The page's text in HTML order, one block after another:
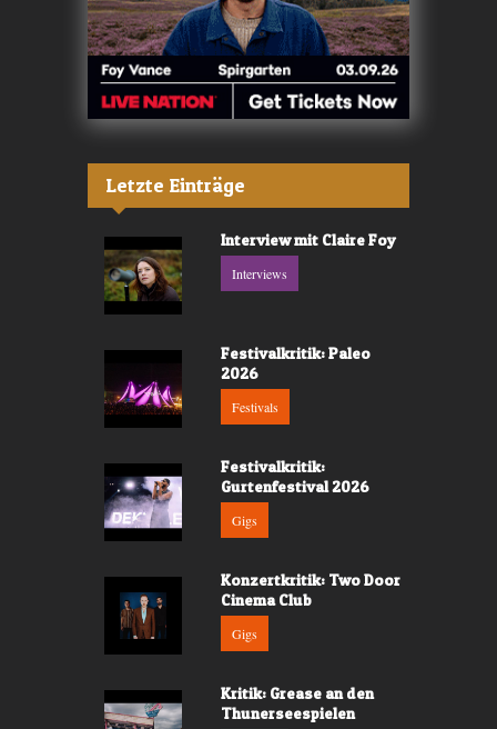
Letzte Einträge
Interview mit Claire Foy
Interviews
Festivalkritik: Paleo
2026
Festivals
Festivalkritik:
Gurtenfestival 2026
Gigs
Konzertkritik: Two Door
Cinema Club
Gigs
Kritik: Grease an den
Thunerseespielen